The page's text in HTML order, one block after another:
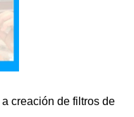
creación de filtros de